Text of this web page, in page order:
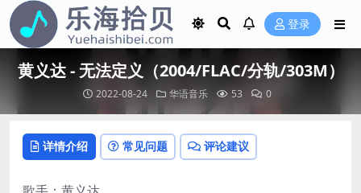
登录
黄义达 - 无法定义（2004/FLAC/分轨/303M）
2022-08-24 华语音乐 53 0
详情介绍 常见问题 评论建议